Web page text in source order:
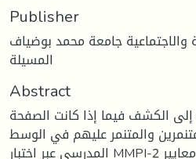
Publisher
والاجتماعية جامعة محمد بوضياف
المسيلة
Abstract
الكشف فيما إذا كانت الصفحة
والمتنمر عليهم في الوسط
المدرسي عبر اختبار MMPI-2 والرورشاخ تقترب من معايير